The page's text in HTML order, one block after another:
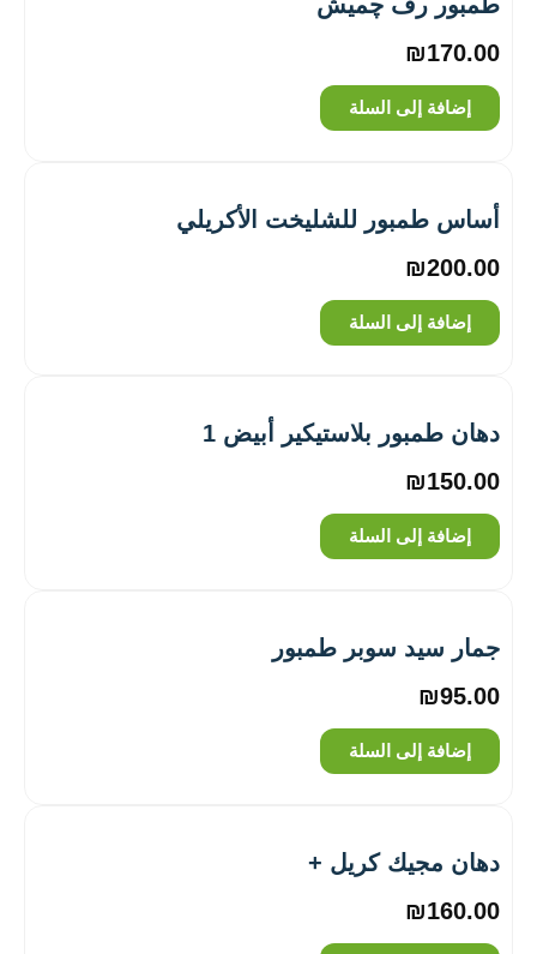
₪170.00
إضافة إلى السلة
أساس طمبور للشليخت الأكريلي
₪200.00
إضافة إلى السلة
دهان طمبور بلاستيكير أبيض 1
₪150.00
إضافة إلى السلة
جمار سيد سوبر طمبور
₪95.00
إضافة إلى السلة
دهان مجيك كريل +
₪160.00